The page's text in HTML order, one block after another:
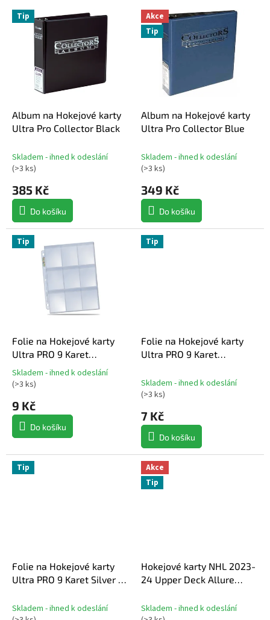
V Tip
Album na Hokejové karty
Ultra Pro Collector Black
Skladem - ihned k odeslání
(>3 ks)
385 Kč
Do košíku
Akce
Tip
Album na Hokejové karty
Ultra Pro Collector Blue
Skladem - ihned k odeslání
(>3 ks)
349 Kč
Do košíku
Tip
Folie na Hokejové karty
Ultra PRO 9 Karet
PLATINUM SECURE
Průměrné
hodnocení
produktu
je
4,5
z
hvězdiček.
Skladem - ihned k odeslání
(>3 ks)
9 Kč
Do košíku
Tip
Folie na Hokejové karty
Ultra PRO 9 Karet
Skladem - ihned k odeslání
(>3 ks)
7 Kč
Do košíku
Tip
Folie na Hokejové karty
Ultra PRO 9 Karet Silver (11
Skladem - ihned k odeslání
Akce
Tip
Hokejové karty NHL 2023-
24 Upper Deck Allure
Skladem - ihned k odeslání